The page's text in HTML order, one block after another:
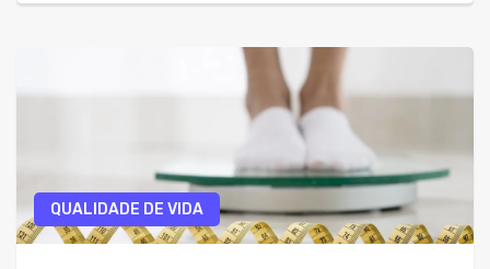
QUALIDADE DE VIDA